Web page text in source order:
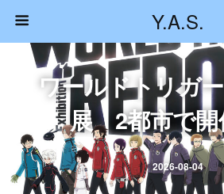
Y.A.S.
2026-08-04
ワールドトリガ
展 2都市で開